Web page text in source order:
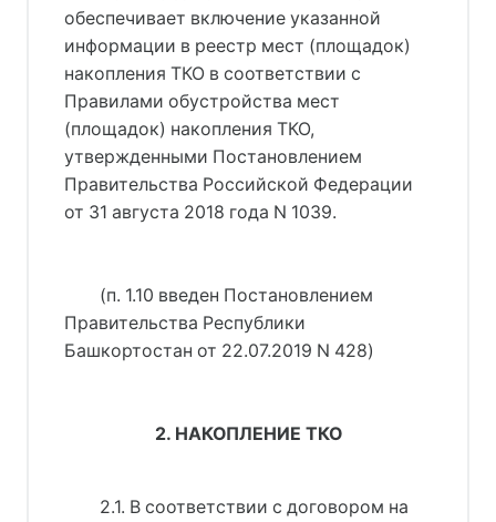
обеспечивает включение указанной
информации в реестр мест (площадок)
накопления ТКО в соответствии с
Правилами обустройства мест
(площадок) накопления ТКО,
утвержденными Постановлением
Правительства Российской Федерации
от 31 августа 2018 года N 1039.
(п. 1.10 введен Постановлением
Правительства Республики
Башкортостан от 22.07.2019 N 428)
2. НАКОПЛЕНИЕ ТКО
2.1. В соответствии с договором на